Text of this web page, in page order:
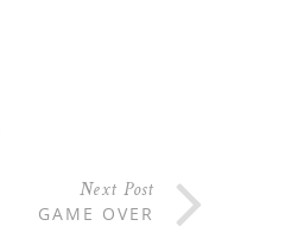
Next Post
GAME OVER